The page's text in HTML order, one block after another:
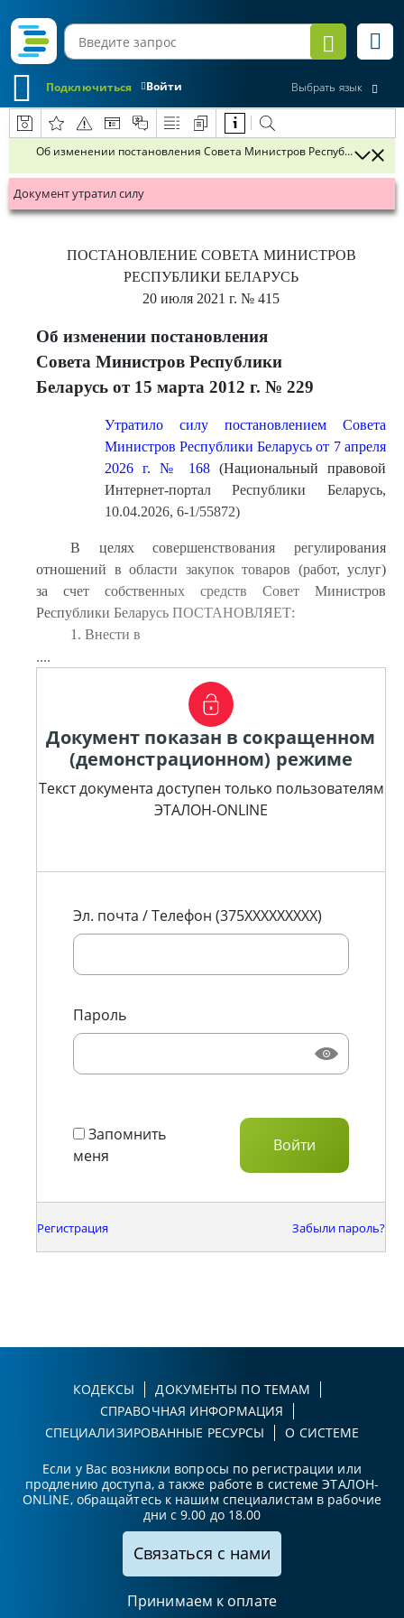
Войти
Подключиться Выбрать язык
Об изменении постановления Совета Министров Республики
Документ утратил силу
ПОСТАНОВЛЕНИЕ СОВЕТА МИНИСТРОВ
РЕСПУБЛИКИ БЕЛАРУСЬ
20 июля 2021 г. № 415
Об изменении постановления
Совета Министров Республики
Беларусь от 15 марта 2012 г. № 229
Утратило силу постановлением Совета
Министров Республики Беларусь от 7 апреля
2026 г. № 168 (Национальный правовой
Интернет-портал Республики Беларусь,
10.04.2026, 6-1/55872)
В целях совершенствования регулирования
отношений в области закупок товаров (работ, услуг)
за счет собственных средств Совет Министров
Республики Беларусь ПОСТАНОВЛЯЕТ:
1. Внести в
....
Документ показан в сокращенном
(демонстрационном) режиме
Текст документа доступен только пользователям
ЭТАЛОН-ONLINE
Эл. почта / Телефон (375XXXXXXXXX)
Пароль
Запомнить
меня
Регистрация Забыли пароль?
КОДЕКСЫ
ДОКУМЕНТЫ ПО ТЕМАМ
СПРАВОЧНАЯ ИНФОРМАЦИЯ
СПЕЦИАЛИЗИРОВАННЫЕ РЕСУРСЫ
О СИСТЕМЕ
Если у Вас возникли вопросы по регистрации или
продлению доступа, а также работе в системе ЭТАЛОН-
ONLINE, обращайтесь к нашим специалистам в рабочие
дни с 9.00 до 18.00
Связаться с нами
Принимаем к оплате